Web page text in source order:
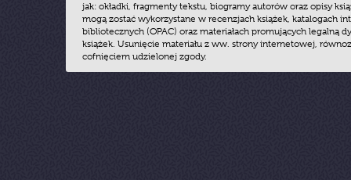
jak: okładki, fragmenty tekstu, biogramy autorów oraz opisy
mogą zostać wykorzystane w recenzjach książek, katalogach
bibliotecznych (OPAC) oraz materiałach promujących legalną
książek. Usunięcie materiału z ww. strony internetowej,
cofnięciem udzielonej zgody.